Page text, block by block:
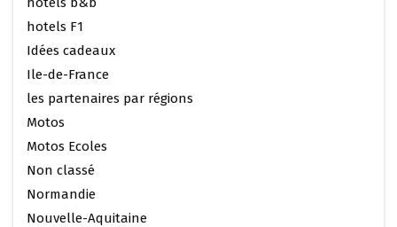
hotels F1
Idées cadeaux
Ile-de-France
les partenaires par régions
Motos
Motos Ecoles
Non classé
Normandie
Nouvelle-Aquitaine